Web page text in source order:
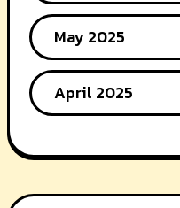
May 2025
April 2025